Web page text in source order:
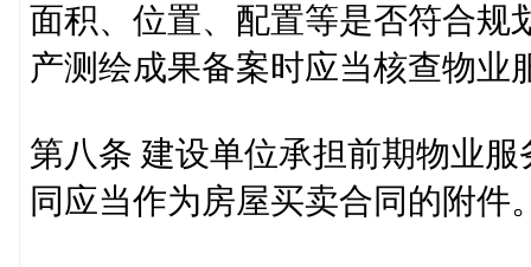
面积、位置、配置等是否符合规
产测绘成果备案时应当核查物业
第八条 建设单位承担前期物业
同应当作为房屋买卖合同的附件